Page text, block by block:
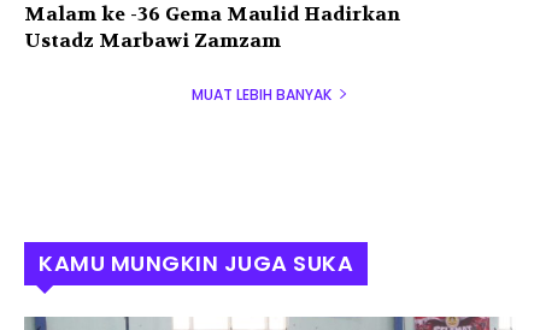
Malam ke -36 Gema Maulid Hadirkan
Ustadz Marbawi Zamzam
MUAT LEBIH BANYAK
KAMU MUNGKIN JUGA SUKA